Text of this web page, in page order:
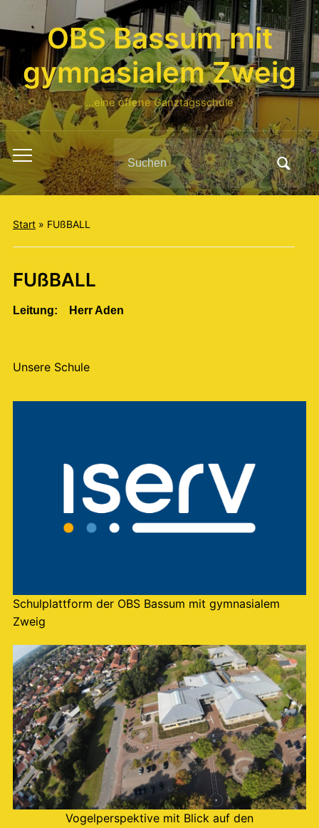
OBS Bassum mit
gymnasialem Zweig
…eine offene Ganztagsschule
Toggle
mobile
menu
Search
for:
Start» FUßBALL
Unsere Schule
Schulplattform der OBS Bassum mit gymnasialem
Zweig
Vogelperspektive mit Blick auf den
FUßBALL
Leitung: Herr Aden